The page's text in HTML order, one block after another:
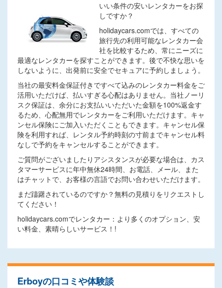
いい条件の安いレンタカーをお探
しですか？
holidaycars.comでは、すべての
旅行先の利用可能なレンタカー会
社を比較するため、常にニーズに
最適なレンタカーを探すことができます。後で不快な思いを
しないように、出発前に安全でセキュアに予約しましょう。
当社の最安料金保証付きですべて込みのレンタカー料金をご
活用いただけば、払いすぎる心配はありません。当社ノーリ
スク保証は、余分にお支払いいただいた金額を100%返金す
るため、心配無用でレンタカーをご利用いただけます。キャ
ンセル保険にご加入いただくこともできます。キャンセル保
険を利用すれば、レンタル予約時刻の寸前までキャンセル料
なしで予約をキャンセルすることができます。
ご質問がございましたりアシスタンスが必要な場合は、カス
タマーサービスに年中無休24時間、お電話、メール、また
はチャットで、お客様の言語でお問い合わせいただけます。
まだ躊躇されているのですか？無料の見積りをリクエストし
てください！
holidaycars.comでレンタカー：より多くのオプション、安
い料金、素晴らしいサービス！!
Erboyの口コミや体験談